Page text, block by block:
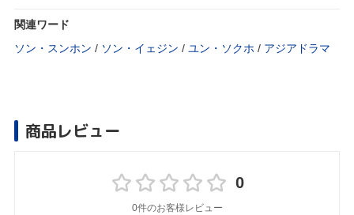
関連ワード
ソン・スンホン / ソン・イェジン / ユン・ソクホ / アジアドラマ
商品レビュー
0
0件のお客様レビュー